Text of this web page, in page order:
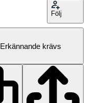
Följ
Erkännande krävs